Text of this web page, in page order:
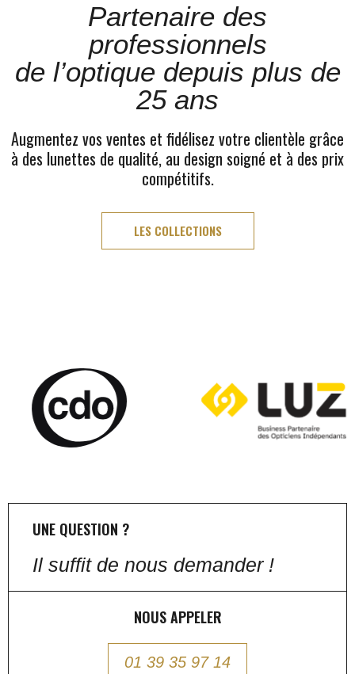
Partenaire des
professionnels
de l’optique depuis plus de
25 ans
Augmentez vos ventes et fidélisez votre clientèle grâce
à des lunettes de qualité, au design soigné et à des prix
compétitifs.
LES COLLECTIONS
UNE QUESTION ?
Il suffit de nous demander !
NOUS APPELER
01 39 35 97 14